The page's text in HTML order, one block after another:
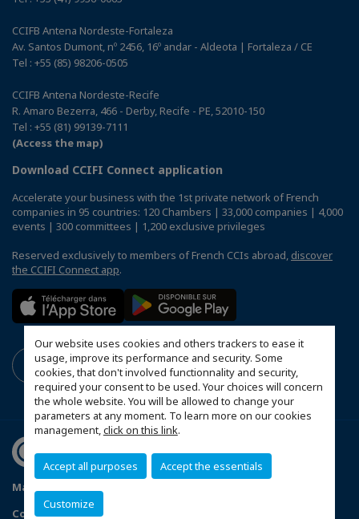
Our website uses cookies and others trackers to ease it
usage, improve its performance and security. Some
cookies, that don't involved functionnality and security,
required your consent to be used. Your choices will concern
the whole website. You will be allowed to change your
parameters at any moment. To learn more on our cookies
management,click on this link.
Accept all purposes Accept the essentials
Customize
CCIFB Antena Nordeste-Fortaleza
Av. Santos Dumont, nº 2456, 16º andar - Aldeota | Fortaleza / CE
Tel : +55 (85) 98206-0505
CCIFB Antena Nordeste-Recife
R. Amaro Bezerra, 466 - Derby, Recife - PE, 52010-150
Tel : +55 (81) 99139-7111
(Access the map)
Download CCIFI Connect application
Accelerate your business with the 1st private network of French
companies in 95 countries: 120 Chambers | 33,000 companies | 4,000
events | 300 committees | 1,200 exclusive privileges
Reserved exclusively to members of French CCIs abroad, discover
the CCIFI Connect app.
Mapa do Site
Configure cookies preferences